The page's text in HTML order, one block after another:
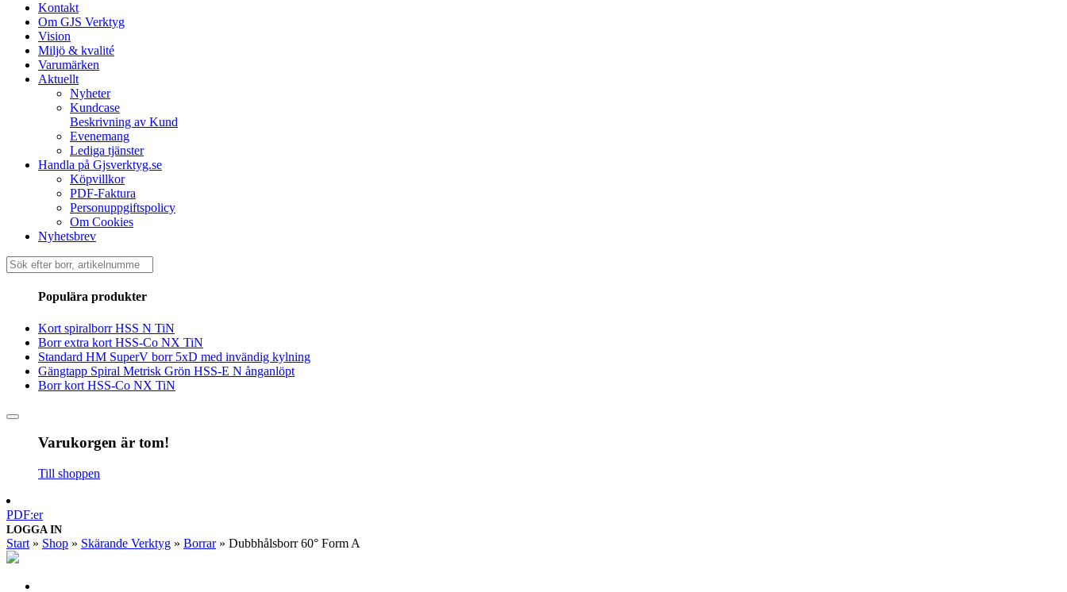
Kontakt
Om GJS Verktyg
Vision
Miljö & kvalité
Varumärken
Aktuellt
Nyheter
Kundcase
Beskrivning av Kund
Evenemang
Lediga tjänster
Handla på Gjsverktyg.se
Köpvillkor
PDF-Faktura
Personuppgiftspolicy
Om Cookies
Nyhetsbrev
Sök
efter:
Populära produkter
Kort spiralborr HSS N TiN
Borr extra kort HSS-Co NX TiN
Standard HM SuperV borr 5xD med invändig kylning
Gängtapp Spiral Metrisk Grön HSS-E N ånganlöpt
Borr kort HSS-Co NX TiN
Varukorgen är tom!
Till shoppen
PDF:er
LOGGA IN
Start » Shop » Skärande Verktyg » Borrar» Dubbhålsborr 60° Form A